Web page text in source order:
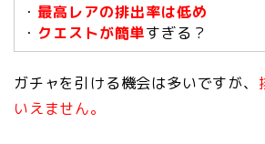
・ 最高レアの排出率は低め
・ クエストが簡単すぎる？
ガチャを引ける機会は多いですが、
いえません。